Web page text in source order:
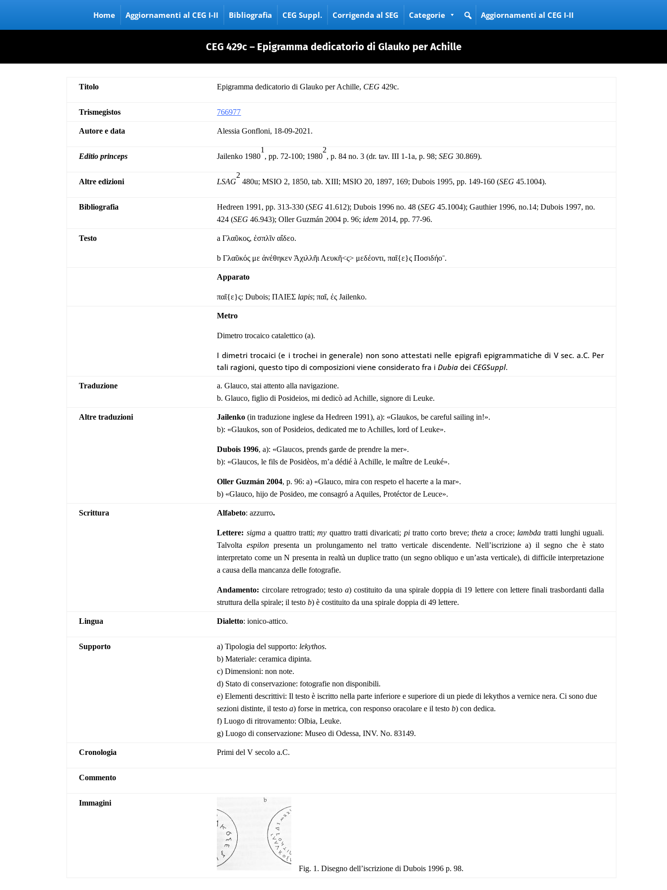
Home Aggiornamenti al CEG I-II Bibliografia CEG Suppl. Corrigenda al SEG Categorie Aggiornamenti al CEG I-II
CEG 429c – Epigramma dedicatorio di Glauko per Achille
Titolo Epigramma dedicatorio di Glauko per Achille, CEG 429c.
Trismegistos 766977
Autore e data Alessia Gonfloni, 18-09-2021.
Editio princeps Jailenko 1980
1
, pp. 72-100; 1980
2
, p. 84 no. 3 (dr. tav. III 1-1a, p. 98;SEG 30.869).
Altre edizioni LSAG
2
480u; MSIO 2, 1850, tab. XIII; MSIO 20, 1897, 169; Dubois 1995, pp. 149-160 (SEG45.1004).
Bibliografia Hedreen 1991, pp. 313-330 (SEG41.612); Dubois 1996 no. 48 (SEG45.1004); Gauthier 1996, no.14; Dubois 1997, no.
424 (SEG46.943); Oller Guzmán 2004 p. 96; idem 2014, pp. 77-96.
Testo a Γλαῦκος, ἐσπλῖν αἴδεο.
b Γλαῦκός με ἀνέθηκεν Ἀχιλλῆι Λευκῆ<ς> μεδέοντι, παῖ{ε}ς Ποσιδήοˉ.
Apparato
παῖ{ε}ς: Dubois; ΠΑΙΕΣ lapis; παῖ, ἐς Jailenko.
Metro
Dimetro trocaico catalettico (a).
I dimetri trocaici (e i trochei in generale) non sono attestati nelle epigrafi epigrammatiche di V sec. a.C. Per
tali ragioni, questo tipo di composizioni viene considerato fra iDubia dei CEGSuppl.
Traduzione
a. Glauco, stai attento alla navigazione.
b. Glauco, figlio di Posideios, mi dedicò ad Achille, signore di Leuke.
Altre traduzioni Jailenko (in traduzione inglese da Hedreen 1991), a): «Glaukos, be careful sailing in!».
b): «Glaukos, son of Posideios, dedicated me to Achilles, lord of Leuke».
Dubois 1996, a): «Glaucos, prends garde de prendre la mer».
b): «Glaucos, le fils de Posidèos, m’a dédié à Achille, le maître de Leuké».
Oller Guzmán 2004, p. 96: a) «Glauco, mira con respeto el hacerte a la mar».
b) «Glauco, hijo de Posideo, me consagró a Aquiles, Protéctor de Leuce».
Scrittura Alfabeto: azzurro.
Lettere: sigmaa quattro tratti;my quattro tratti divaricati; pitratto corto breve;theta a croce; lambda tratti lunghi uguali.
Talvoltaespilon presenta un prolungamento nel tratto verticale discendente. Nell’iscrizione a) il segno che è stato
interpretato come un N presenta in realtà un duplice tratto (un segno obliquo e un’asta verticale), di difficile interpretazione
a causa della mancanza delle fotografie.
Andamento: circolare retrogrado; testoa) costituito da una spirale doppia di 19 lettere con lettere finali trasbordanti dalla
struttura della spirale; il testob) è costituito da una spirale doppia di 49 lettere.
Lingua Dialetto: ionico-attico.
Supporto a) Tipologia del supporto: lekythos.
b) Materiale: ceramica dipinta.
c) Dimensioni: non note.
d) Stato di conservazione: fotografie non disponibili.
e) Elementi descrittivi: Il testo è iscritto nella parte inferiore e superiore di un piede di lekythos a vernice nera. Ci sono due
sezioni distinte, il testoa) forse in metrica, con responso oracolare e il testob) con dedica.
f) Luogo di ritrovamento: Olbia, Leuke.
g) Luogo di conservazione: Museo di Odessa, INV. No. 83149.
Cronologia Primi del V secolo a.C.
Commento
Immagini
Fig. 1. Disegno dell’iscrizione di Dubois 1996 p. 98.